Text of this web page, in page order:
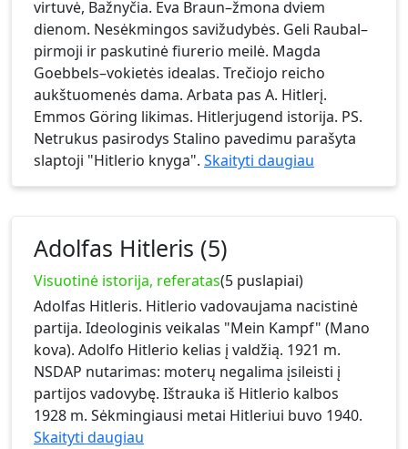
virtuvė, Bažnyčia. Eva Braun–žmona dviem
dienom. Nesėkmingos savižudybės. Geli Raubal–
pirmoji ir paskutinė fiurerio meilė. Magda
Goebbels–vokietės idealas. Trečiojo reicho
aukštuomenės dama. Arbata pas A. Hitlerį.
Emmos Göring likimas. Hitlerjugend istorija. PS.
Netrukus pasirodys Stalino pavedimu parašyta
slaptoji "Hitlerio knyga". Skaityti daugiau
Adolfas Hitleris (5)
Visuotinė istorija, referatas(5 puslapiai)
Adolfas Hitleris. Hitlerio vadovaujama nacistinė
partija. Ideologinis veikalas "Mein Kampf" (Mano
kova). Adolfo Hitlerio kelias į valdžią. 1921 m.
NSDAP nutarimas: moterų negalima įsileisti į
partijos vadovybę. Ištrauka iš Hitlerio kalbos
1928 m. Sėkmingiausi metai Hitleriui buvo 1940.
Skaityti daugiau